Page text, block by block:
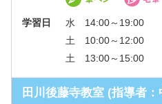
学習日
水 14:00～19:00
土 10:00～12:00
土 13:00～15:00
田川後藤寺教室 (指導者：